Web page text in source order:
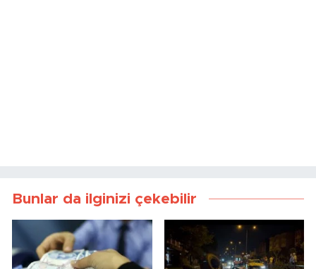
Bunlar da ilginizi çekebilir